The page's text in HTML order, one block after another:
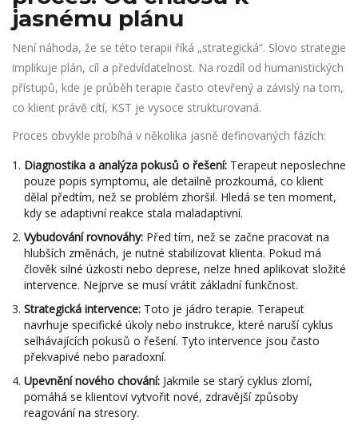
jasnému plánu
Není náhoda, že se této terapii říká „strategická“. Slovo strategie
implikuje plán, cíl a předvídatelnost. Na rozdíl od humanistických
přístupů, kde je průběh terapie často otevřený a závislý na tom,
co klient právě cítí, KST je vysoce strukturovaná.
Proces obvykle probíhá v několika jasně definovaných fázích:
Diagnostika a analýza pokusů o řešení: Terapeut neposlechne
pouze popis symptomu, ale detailně prozkoumá, co klient
dělal předtím, než se problém zhoršil. Hledá se ten moment,
kdy se adaptivní reakce stala maladaptivní.
Vybudování rovnováhy: Před tím, než se začne pracovat na
hlubších změnách, je nutné stabilizovat klienta. Pokud má
člověk silné úzkosti nebo deprese, nelze hned aplikovat složité
intervence. Nejprve se musí vrátit základní funkčnost.
Strategická intervence: Toto je jádro terapie. Terapeut
navrhuje specifické úkoly nebo instrukce, které naruší cyklus
selhávajících pokusů o řešení. Tyto intervence jsou často
překvapivé nebo paradoxní.
Upevnění nového chování: Jakmile se starý cyklus zlomí,
pomáhá se klientovi vytvořit nové, zdravější způsoby
reagování na stresory.